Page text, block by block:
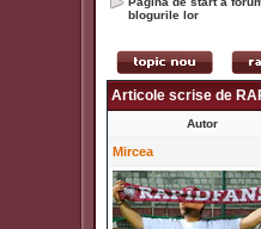
blogurile lor
Articole scrise de
Autor
Mircea